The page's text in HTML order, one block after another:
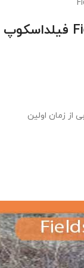
مشخصات ردیاب آنتنی Fieldscope فیلداسکوپ
منطقه ردیابی از زمان اولین